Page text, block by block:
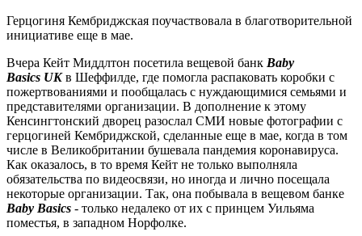
Герцогиня Кембриджская поучаствовала в благотворительной
инициативе еще в мае.
Вчера Кейт Миддлтон посетила вещевой банк Baby
Basics UKв Шеффилде, где помогла распаковать коробки с
пожертвованиями и пообщалась с нуждающимися семьями и
представителями организации. В дополнение к этому
Кенсингтонский дворец разослал СМИ новые фотографии с
герцогиней Кембриджской, сделанные еще в мае, когда в том
числе в Великобритании бушевала пандемия коронавируса.
Как оказалось, в то время Кейт не только выполняла
обязательства по видеосвязи, но иногда и лично посещала
некоторые организации. Так, она побывала в вещевом банке
Baby Basics - только недалеко от их с принцем Уильяма
поместья, в западном Норфолке.